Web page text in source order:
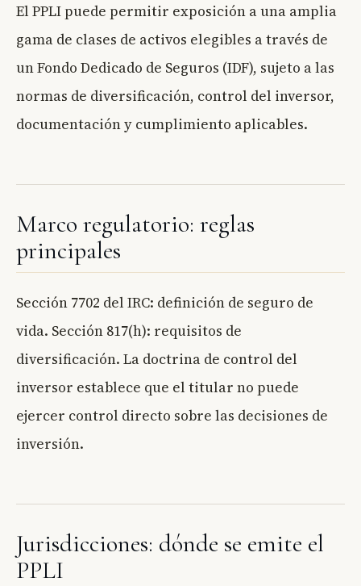
El PPLI puede permitir exposición a una amplia
gama de clases de activos elegibles a través de
un Fondo Dedicado de Seguros (IDF), sujeto a las
normas de diversificación, control del inversor,
documentación y cumplimiento aplicables.
Marco regulatorio: reglas
principales
Sección 7702 del IRC: definición de seguro de
vida. Sección 817(h): requisitos de
diversificación. La doctrina de control del
inversor establece que el titular no puede
ejercer control directo sobre las decisiones de
inversión.
Jurisdicciones: dónde se emite el
PPLI